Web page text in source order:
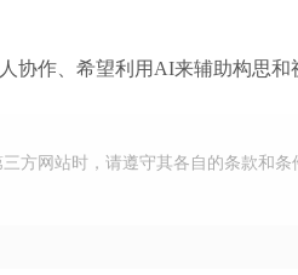
协作、希望利用AI来辅助构思
方网站时，请遵守其各自的条款和